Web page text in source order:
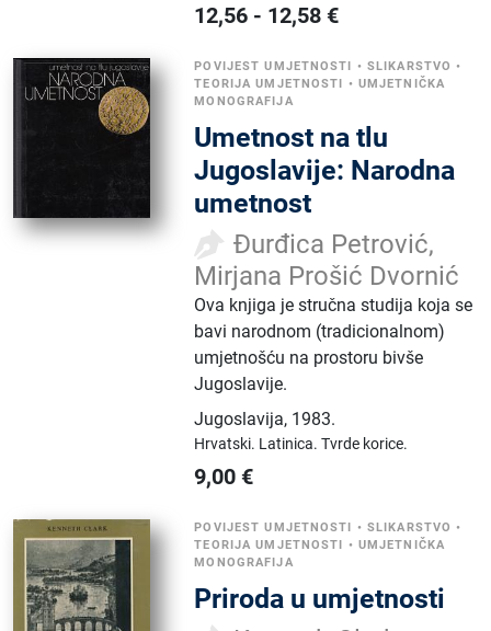
12,56 - 12,58 €
POVIJEST UMJETNOSTI • SLIKARSTVO •
TEORIJA UMJETNOSTI • UMJETNIČKA
MONOGRAFIJA
Umetnost na tlu
Jugoslavije: Narodna
umetnost
Đurđica Petrović,
Mirjana Prošić Dvornić
Ova knjiga je stručna studija koja se
bavi narodnom (tradicionalnom)
umjetnošću na prostoru bivše
Jugoslavije.
Jugoslavija, 1983.
Hrvatski. Latinica.Tvrde korice.
9,00 €
POVIJEST UMJETNOSTI • SLIKARSTVO •
TEORIJA UMJETNOSTI • UMJETNIČKA
MONOGRAFIJA
Priroda u umjetnosti